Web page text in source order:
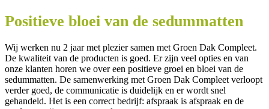
Positieve bloei van de sedummatten
Wij werken nu 2 jaar met plezier samen met Groen Dak Compleet.
De kwaliteit van de producten is goed. Er zijn veel opties en van
onze klanten horen we over een positieve groei en bloei van de
sedummatten. De samenwerking met Groen Dak Compleet verloopt
verder goed, de communicatie is duidelijk en er wordt snel
gehandeld. Het is een correct bedrijf: afspraak is afspraak en de